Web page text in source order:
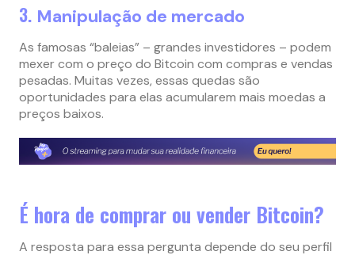
3. Manipulação de mercado
As famosas “baleias” – grandes investidores – podem
mexer com o preço do Bitcoin com compras e vendas
pesadas. Muitas vezes, essas quedas são
oportunidades para elas acumularem mais moedas a
preços baixos.
É hora de comprar ou vender Bitcoin?
A resposta para essa pergunta depende do seu perfil